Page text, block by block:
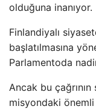
olduğuna inanıyor.
Finlandiyalı
başlatılmasına
Parlamentoda
Ancak bu
misyondaki